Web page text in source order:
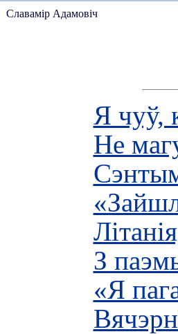
Славамір Адамовіч
Я чуў,
Не
З
«Я